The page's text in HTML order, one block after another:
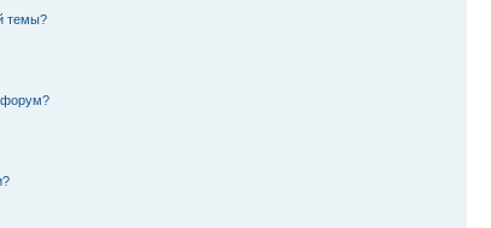
темы?
форум?